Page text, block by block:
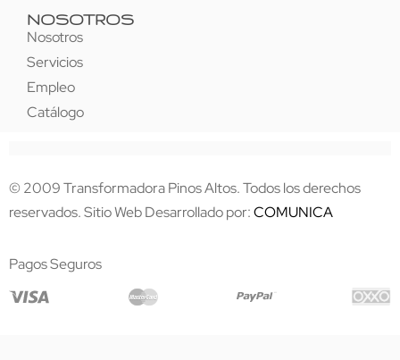
NOSOTROS
Nosotros
Servicios
Empleo
Catálogo
© 2009 Transformadora Pinos Altos. Todos los derechos
reservados. Sitio Web Desarrollado por:COMUNICA
Pagos Seguros